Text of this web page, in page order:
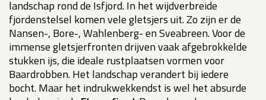
landschap rond de Isfjord. In het wijdverbreide
fjordenstelsel komen vele gletsjers uit. Zo zijn er de
Nansen-, Bore-, Wahlenberg- en Sveabreen. Voor de
immense gletsjerfronten drijven vaak afgebrokkelde
stukken ijs, die ideale rustplaatsen vormen voor
Baardrobben. Het landschap verandert bij iedere
bocht. Maar het indrukwekkendst is wel het absurde